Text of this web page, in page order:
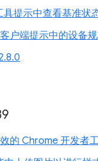
具提示中查看基准状
户端提示中的设备
的 Chrome 开发者